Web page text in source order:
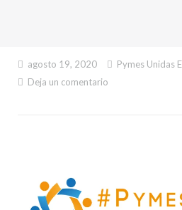
agosto 19, 2020
Pymes Unidas
Deja un comentario